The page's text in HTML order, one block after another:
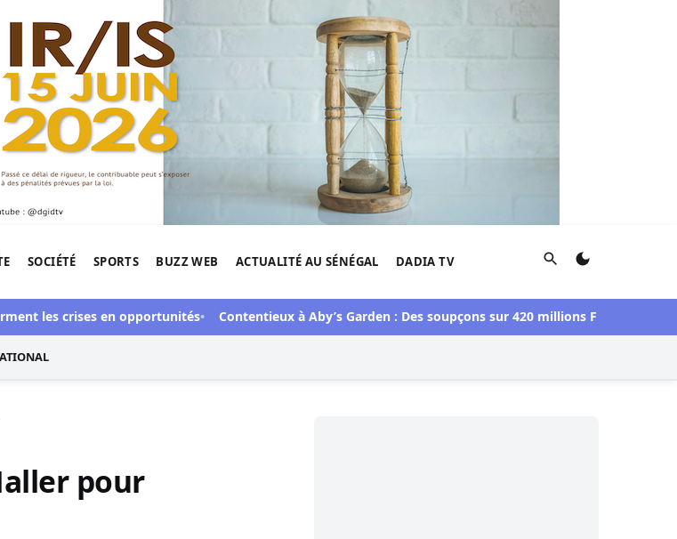
SOCIÉTÉ SPORTS BUZZ WEB ACTUALITÉ AU SÉNÉGAL DADIA TV Rechercher
crises en opportunités Contentieux à Aby’s Garden : Des soupçons sur 420 millions F CFA, Aby Ndour
pour